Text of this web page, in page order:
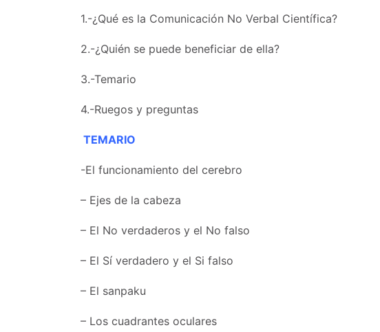
1.-¿Qué es la Comunicación No Verbal Científica?
2.-¿Quién se puede beneficiar de ella?
3.-Temario
4.-Ruegos y preguntas
TEMARIO
-El funcionamiento del cerebro
– Ejes de la cabeza
– El No verdaderos y el No falso
– El Sí verdadero y el Si falso
– El sanpaku
– Los cuadrantes oculares